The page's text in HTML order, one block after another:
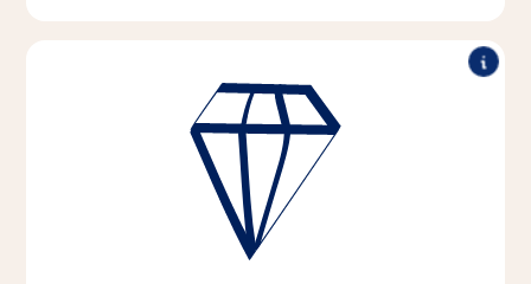
Herausragende Leistung, partnerschaftliches
Arbeiten, Innovationsstärke & verantwortungsvolles
Handeln – das sind die Säulen, auf denen die
Wertvorstellungen unseres Unternehmens basieren.
Diese Kernwerte sind Grundlage und Orientierung
für unser Denken und Handeln, und sie helfen uns